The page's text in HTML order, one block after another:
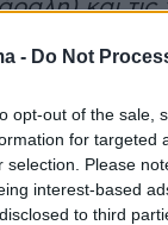
- Do Not
opt-out of the sale,
for targeted
selection. Please
interest-based
to third
και
καστ
Ένα από τα